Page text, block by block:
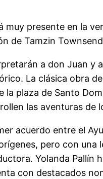
muy presente en la
de Tamzin Townsend
a don Juan y
La clásica obra
la plaza de Santo
las aventuras de
acuerdo entre el
pero con
Yolanda Pallín
con destacados